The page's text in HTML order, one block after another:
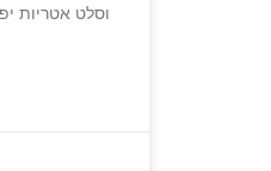
וסלט אטריות